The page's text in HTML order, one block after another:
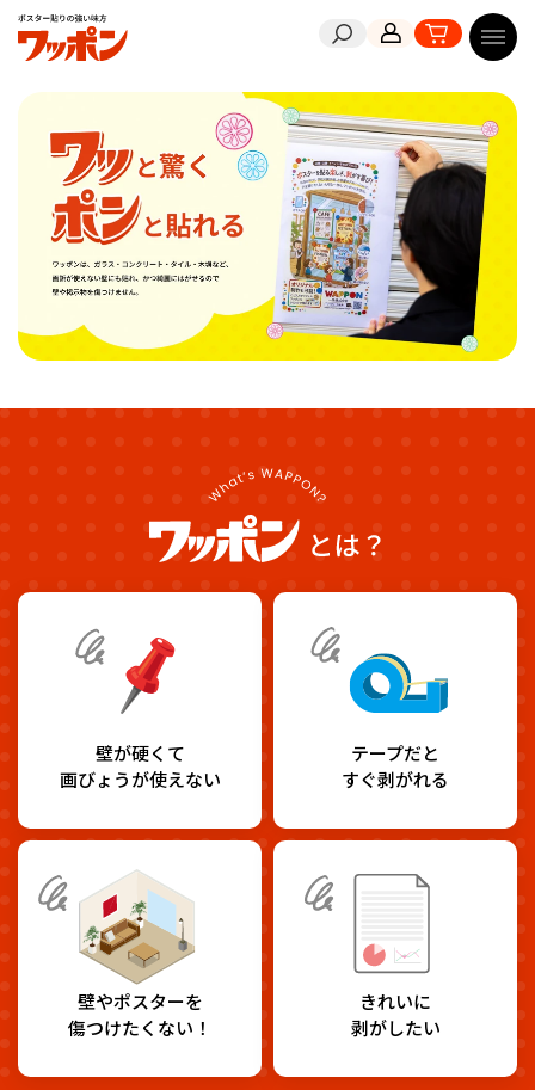
ンツに
進む
検索
送信
アカウント
カートメニ
壁が硬くて
画びょうが使えない
テープだと
すぐ剥がれる
壁やポスターを
傷つけたくない！
きれいに
剥がしたい